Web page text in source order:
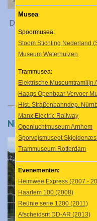
De laatste Heimwee-
die van 10 juni
Muizenneus
spoorwegovergang
naar
Nieuwe situatie
Musea
Spoormusea:
Stoom Stichting Nederland
Museum Waterhuizen
Trammusea:
Elektrische Museumtramlijn
Haags Openbaar Vervoer
Hist. Straßenbahndep.
Manx Electric Railway
Openluchtmuseum Arnhem
Sporvejsmuseet
Trammuseum Rotterdam
Evenementen:
Heimwee Express (2007 -
Haarlem 100 (2008)
Reünie serie 1200 (2011)
Afscheidsrit DD-AR (2013)